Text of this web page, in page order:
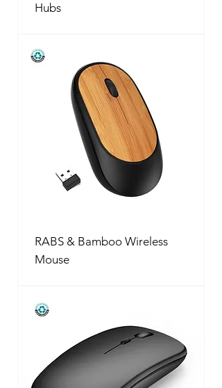
Hubs
RABS & Bamboo Wireless
Mouse